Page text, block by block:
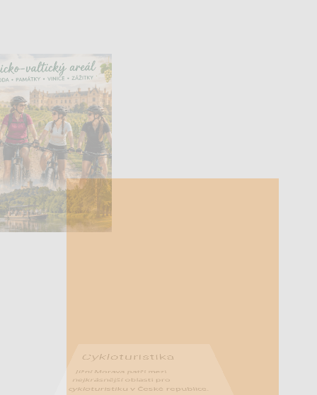
cykloturistiku v České republice.
Kombinace rovinatého terénu,